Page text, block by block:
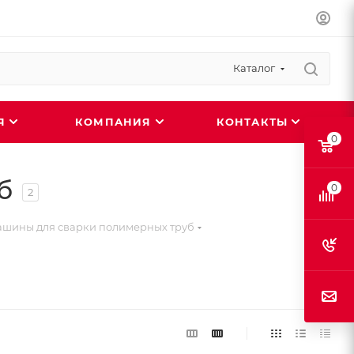
Каталог
КОМПАНИЯ КОНТАКТЫ
2
для сварки полимерных труб
0
0